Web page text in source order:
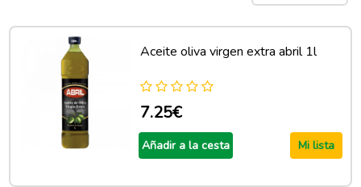
Aceite oliva virgen extra abril 1l
7.25€
Añadir a la cesta Mi lista